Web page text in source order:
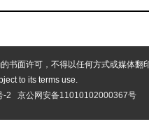
书面许可，不得以任何方式或媒体翻
to its terms use.
-2
京公网安备11010102000367号